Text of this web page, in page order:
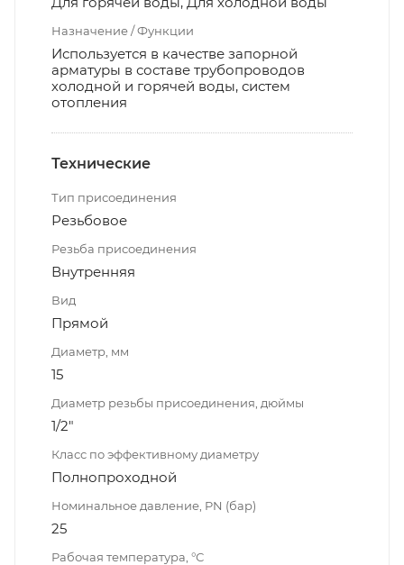
Назначение / Функции
Используется в качестве запорной
арматуры в составе трубопроводов
холодной и горячей воды, систем
отопления
Технические
Тип присоединения
Резьбовое
Резьба присоединения
Внутренняя
Вид
Прямой
Диаметр, мм
15
Диаметр резьбы присоединения, дюймы
1/2"
Класс по эффективному диаметру
Полнопроходной
Номинальное давление, PN (бар)
25
Рабочая температура, °С